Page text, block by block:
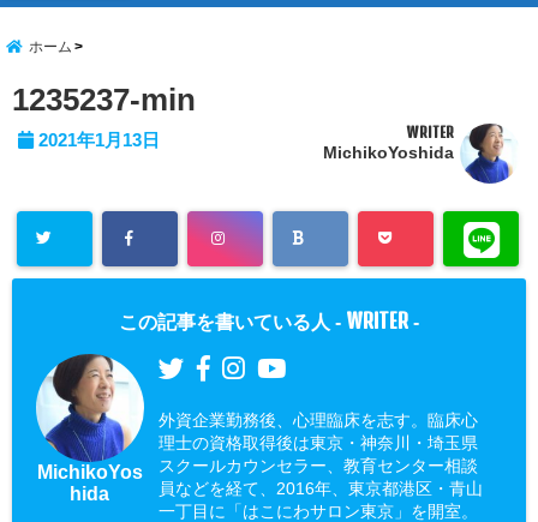
ホーム
1235237-min
2021年1月13日 WRITER
MichikoYoshida
この記事を書いている人 - WRITER -
MichikoYos
hida
外資企業勤務後、心理臨床を志す。臨床心
理士の資格取得後は東京・神奈川・埼玉県
スクールカウンセラー、教育センター相談
員などを経て、2016年、東京都港区・青山
一丁目に「はこにわサロン東京」を開室。